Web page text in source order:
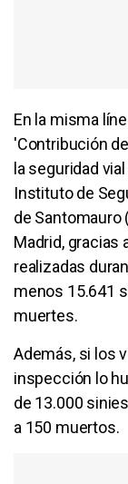
En la misma
'Contribución
la seguridad
Instituto de
de Santomauro
Madrid, gracias
realizadas
menos 15.641
muertes.
Además, si los
inspección lo
de 13.000
a 150 muertos.